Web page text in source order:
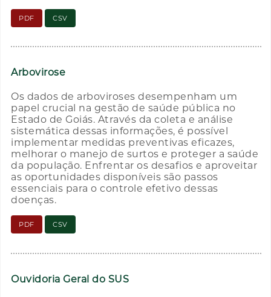
PDF CSV
Arbovirose
Os dados de arboviroses desempenham um
papel crucial na gestão de saúde pública no
Estado de Goiás. Através da coleta e análise
sistemática dessas informações, é possível
implementar medidas preventivas eficazes,
melhorar o manejo de surtos e proteger a saúde
da população. Enfrentar os desafios e aproveitar
as oportunidades disponíveis são passos
essenciais para o controle efetivo dessas
doenças.
PDF CSV
Ouvidoria Geral do SUS